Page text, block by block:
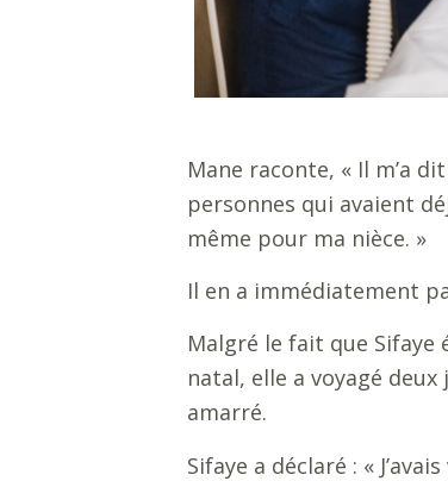
Mane raconte, « Il m’a
personnes qui avaient
même pour ma nièce. »
Il en a immédiatement
Malgré le fait que Sifaye
natal, elle a voyagé
amarré.
Sifaye a déclaré : «